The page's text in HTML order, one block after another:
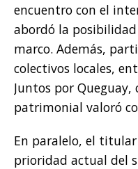
encuentro con el
abordó la
marco. Además,
colectivos locales,
Juntos por
patrimonial valoró
En paralelo, el titular
prioridad actual del